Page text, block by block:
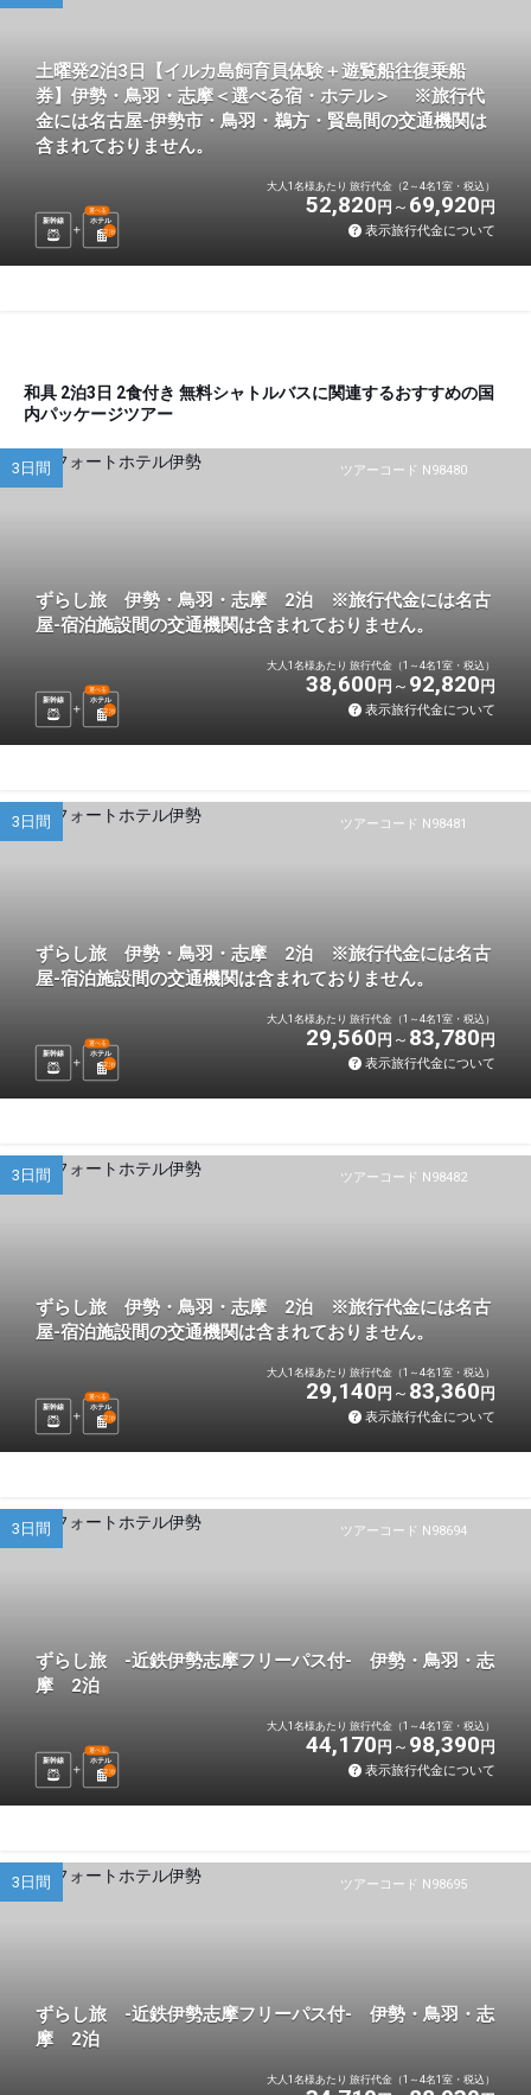
土曜発2泊3日【イルカ島飼育員体験＋遊覧船往復乗船
券】伊勢・鳥羽・志摩＜選べる宿・ホテル＞ ※旅行代
金には名古屋-伊勢市・鳥羽・鵜方・賢島間の交通機関は
含まれておりません。
新幹線 ホテル
選べる
2泊
大人1名様あたり 旅行代金（2～4名1室・税込）
52,820 円 69,920 円
表示旅行代金について
和具 2泊3日 2食付き 無料シャトルバスに関連するおすすめの国
内パッケージツアー
ツアーコード N98480
3日間
ずらし旅 伊勢・鳥羽・志摩 2泊 ※旅行代金には名古
屋-宿泊施設間の交通機関は含まれておりません。
新幹線 ホテル
選べる
2泊
大人1名様あたり 旅行代金（1～4名1室・税込）
38,600 円 92,820 円
表示旅行代金について
ツアーコード N98481
3日間
ずらし旅 伊勢・鳥羽・志摩 2泊 ※旅行代金には名古
屋-宿泊施設間の交通機関は含まれておりません。
新幹線 ホテル
選べる
2泊
大人1名様あたり 旅行代金（1～4名1室・税込）
29,560 円 83,780 円
表示旅行代金について
ツアーコード N98482
3日間
ずらし旅 伊勢・鳥羽・志摩 2泊 ※旅行代金には名古
屋-宿泊施設間の交通機関は含まれておりません。
新幹線 ホテル
選べる
2泊
大人1名様あたり 旅行代金（1～4名1室・税込）
29,140 円 83,360 円
表示旅行代金について
ツアーコード N98694
3日間
ずらし旅 -近鉄伊勢志摩フリーパス付- 伊勢・鳥羽・志
摩 2泊
新幹線 ホテル
選べる
2泊
大人1名様あたり 旅行代金（1～4名1室・税込）
44,170 円 98,390 円
表示旅行代金について
ツアーコード N98695
3日間
ずらし旅 -近鉄伊勢志摩フリーパス付- 伊勢・鳥羽・志
摩 2泊
大人1名様あたり 旅行代金（1～4名1室・税込）